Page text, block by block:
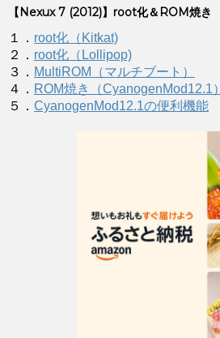
【Nexux 7 (2012)】root化＆ROM焼き
１． root化（Kitkat)
２． root化（Lollipop)
３． MultiROM（マルチブート）
４． ROM焼き（CyanogenMod12.1）
５． CyanogenMod12.1の便利機能